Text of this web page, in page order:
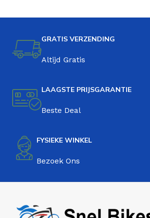
GRATIS VERZENDING
Altijd Gratis
LAAGSTE PRIJSGARANTIE
Beste Deal
FYSIEKE WINKEL
Bezoek Ons